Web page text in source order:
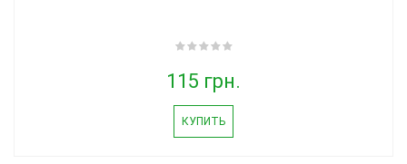
115 грн.
КУПИТЬ